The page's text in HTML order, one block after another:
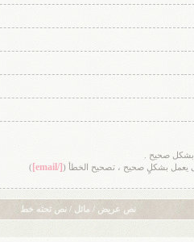
بشكل صحيح .
يعمل بشكلٍ صحيح ، تصحيح الخطأ ([/email]
)
نص عريض / مائل / نص تحته خط